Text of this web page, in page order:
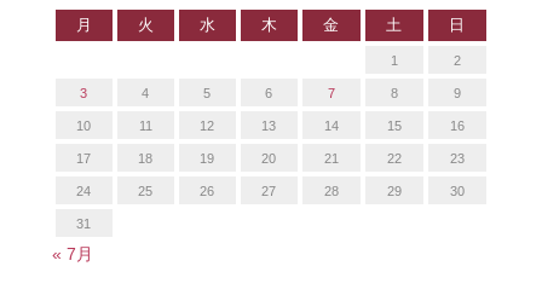
月 火 水 木 金 土 日
1 2
3 4 5 6 7 8 9
10 11 12 13 14 15 16
17 18 19 20 21 22 23
24 25 26 27 28 29 30
31
« 7月